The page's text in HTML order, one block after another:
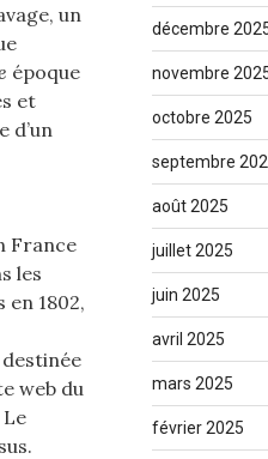
un
époque
et
d’un
France
les
en 1802,
web du
décembre
novembre
octobre 2025
septembre
août 2025
juillet 2025
juin 2025
avril 2025
mars 2025
février 2025